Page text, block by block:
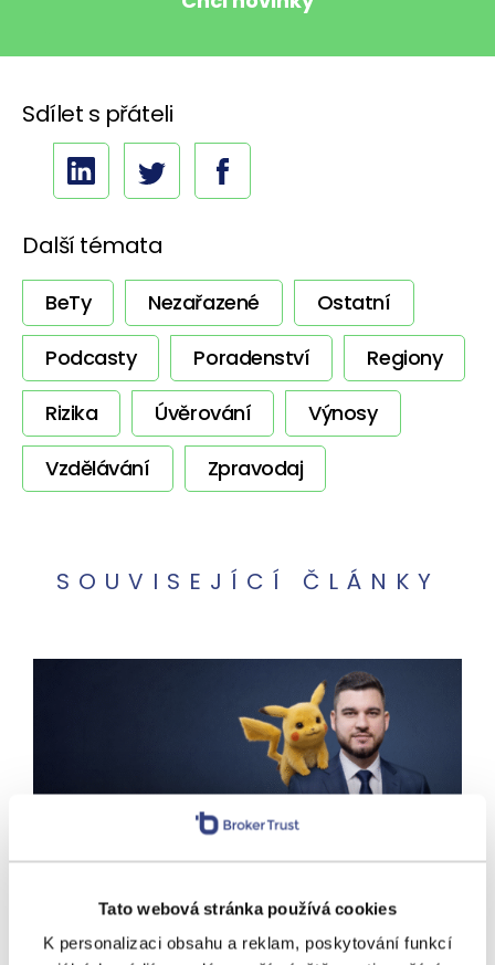
Tato webová stránka používá cookies
K personalizaci obsahu a reklam, poskytování funkcí
Sdílet s přáteli
Další témata
BeTy Nezařazené
Ostatní
Podcasty
Poradenství
Regiony
Rizika
Úvěrování
Výnosy
Vzdělávání
Zpravodaj
SOUVISEJÍCÍ ČLÁNKY
Chytit je všechny? Jako
investici ne. Spekulace
s Pokémon kartami se utrhly